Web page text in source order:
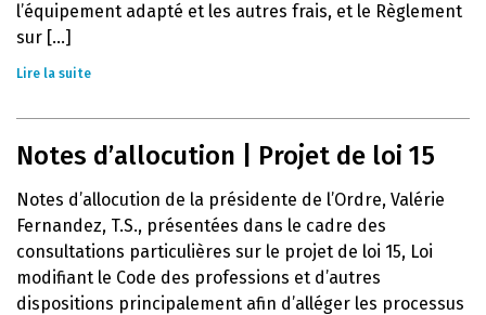
l’équipement adapté et les autres frais, et le Règlement
sur [...]
Lire la suite
Notes d’allocution | Projet de loi 15
Notes d’allocution de la présidente de l’Ordre, Valérie
Fernandez, T.S., présentées dans le cadre des
consultations particulières sur le projet de loi 15, Loi
modifiant le Code des professions et d’autres
dispositions principalement afin d’alléger les processus